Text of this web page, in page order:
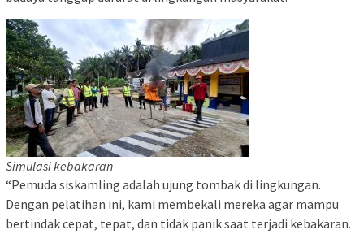
Simulasi kebakaran
“Pemuda siskamling adalah ujung tombak di lingkungan.
Dengan pelatihan ini, kami membekali mereka agar mampu
bertindak cepat, tepat, dan tidak panik saat terjadi kebakaran.